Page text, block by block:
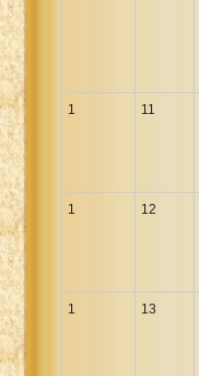
1 11
1 12
1 13